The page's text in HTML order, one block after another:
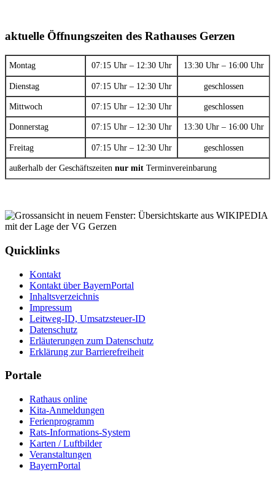
aktuelle Öffnungszeiten des Rathauses Gerzen
Montag 07:15 Uhr – 12:30 Uhr 13:30 Uhr – 16:00 Uhr
Dienstag 07:15 Uhr – 12:30 Uhr geschlossen
Mittwoch 07:15 Uhr – 12:30 Uhr geschlossen
Donnerstag 07:15 Uhr – 12:30 Uhr 13:30 Uhr – 16:00 Uhr
Freitag 07:15 Uhr – 12:30 Uhr geschlossen
außerhalb der Geschäftszeiten nur mit Terminvereinbarung
Quicklinks
Kontakt
Kontakt über BayernPortal
Inhaltsverzeichnis
Impressum
Leitweg-ID, Umsatzsteuer-ID
Datenschutz
Erläuterungen zum Datenschutz
Erklärung zur Barrierefreiheit
Portale
Rathaus online
Kita-Anmeldungen
Ferienprogramm
Rats-Informations-System
Karten / Luftbilder
Veranstaltungen
BayernPortal